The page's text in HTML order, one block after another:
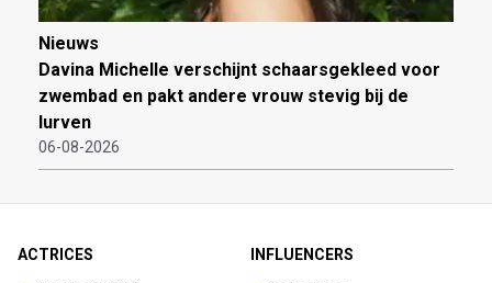
Nieuws
Davina Michelle verschijnt schaarsgekleed voor
zwembad en pakt andere vrouw stevig bij de
lurven
06-08-2026
ACTRICES
INFLUENCERS